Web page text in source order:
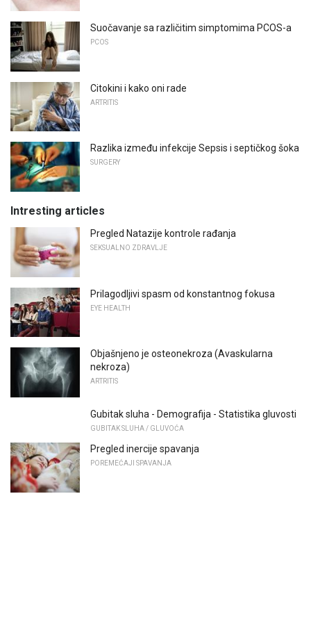
Suočavanje sa različitim simptomima PCOS-a
PCOS
Citokini i kako oni rade
ARTRITIS
Razlika između infekcije Sepsis i septičkog šoka
SURGERY
Intresting articles
Pregled Natazije kontrole rađanja
SEKSUALNO ZDRAVLJE
Prilagodljivi spasm od konstantnog fokusa
EYE HEALTH
Objašnjeno je osteonekroza (Avaskularna
nekroza)
ARTRITIS
Gubitak sluha - Demografija - Statistika gluvosti
GUBITAK SLUHA / GLUVOĆA
Pregled inercije spavanja
POREMEĆAJI SPAVANJA